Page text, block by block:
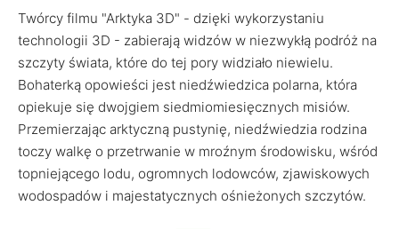
Twórcy filmu "Arktyka 3D" - dzięki wykorzystaniu
technologii 3D - zabierają widzów w niezwykłą podróż na
szczyty świata, które do tej pory widziało niewielu.
Bohaterką opowieści jest niedźwiedzica polarna, która
opiekuje się dwojgiem siedmiomiesięcznych misiów.
Przemierzając arktyczną pustynię, niedźwiedzia rodzina
toczy walkę o przetrwanie w mroźnym środowisku, wśród
topniejącego lodu, ogromnych lodowców, zjawiskowych
wodospadów i majestatycznych ośnieżonych szczytów.